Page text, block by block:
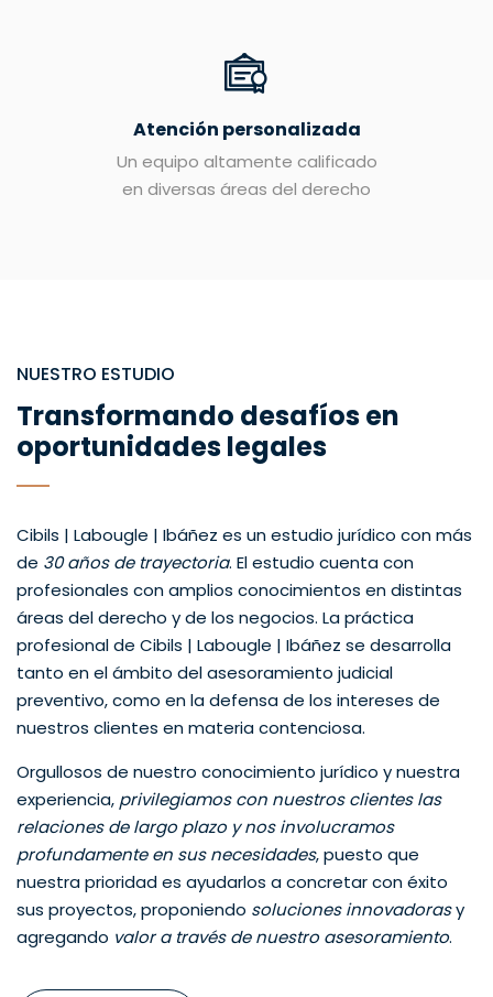
Atención personalizada
Un equipo altamente calificado
en diversas áreas del derecho
NUESTRO ESTUDIO
Transformando desafíos en
oportunidades legales
Cibils | Labougle | Ibáñez es un estudio jurídico con más
de 30 años de trayectoria. El estudio cuenta con
profesionales con amplios conocimientos en distintas
áreas del derecho y de los negocios. La práctica
profesional de Cibils | Labougle | Ibáñez se desarrolla
tanto en el ámbito del asesoramiento judicial
preventivo, como en la defensa de los intereses de
nuestros clientes en materia contenciosa.
Orgullosos de nuestro conocimiento jurídico y nuestra
experiencia, privilegiamos con nuestros clientes las
relaciones de largo plazo y nos involucramos
profundamente en sus necesidades, puesto que
nuestra prioridad es ayudarlos a concretar con éxito
sus proyectos, proponiendo soluciones innovadorasy
agregando valor a través de nuestro asesoramiento.